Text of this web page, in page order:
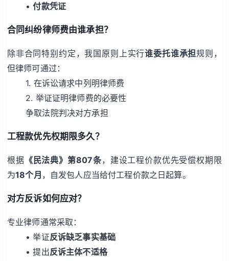
•付款凭证
合同纠纷律师费由谁承担？
除非合同特别约定，我国原则上实行谁委托谁承担规则，
但律师可通过：
1. 在诉讼请求中列明律师费
2. 举证证明律师费的必要性
争取法院判决对方承担
工程款优先权期限多久？
根据 《民法典》第807条，建设工程价款优先受偿权期限
为18个月 ，自发包人应当给付工程价款之日起算。
对方反诉如何应对？
专业律师通常采取：
• 举证反诉缺乏事实基础
• 提出反诉主体不适格